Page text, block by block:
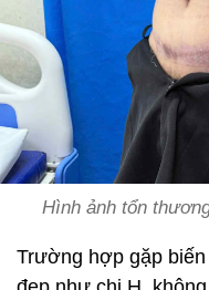
Hình ảnh tổn
Trường hợp gặp